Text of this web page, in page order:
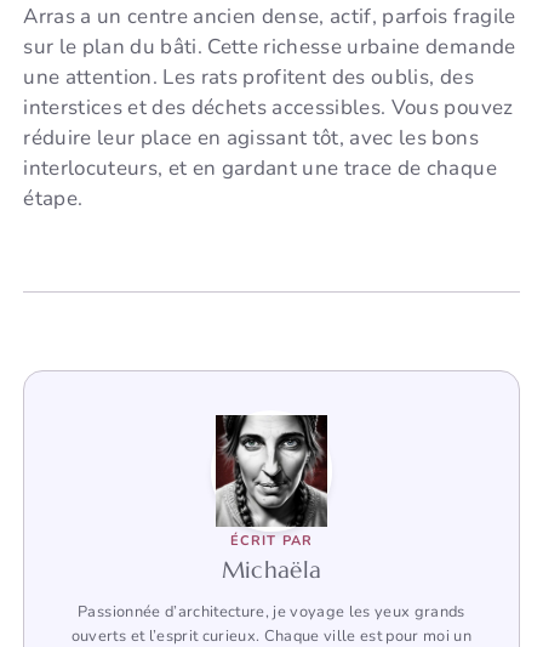
Arras a un centre ancien dense, actif, parfois fragile
sur le plan du bâti. Cette richesse urbaine demande
une attention. Les rats profitent des oublis, des
interstices et des déchets accessibles. Vous pouvez
réduire leur place en agissant tôt, avec les bons
interlocuteurs, et en gardant une trace de chaque
étape.
ÉCRIT PAR
Michaëla
Passionnée d’architecture, je voyage les yeux grands
ouverts et l’esprit curieux. Chaque ville est pour moi un